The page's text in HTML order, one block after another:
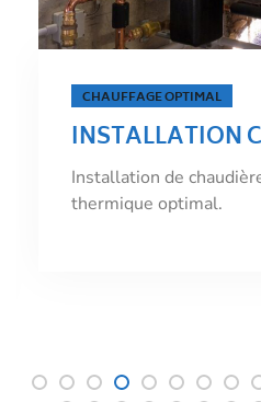
ÉNERGIE PROPRE
INSTALLATION CHAUDIÈRE
ÉLECTRIQUE
Installation de